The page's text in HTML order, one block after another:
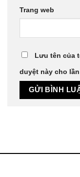
Trang web
Lưu tên của
duyệt này cho